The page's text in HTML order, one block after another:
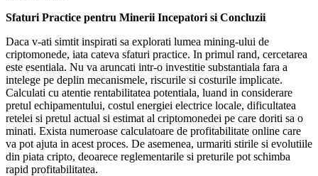
Sfaturi Practice pentru Minerii Incepatori si Concluzii
Daca v-ati simtit inspirati sa explorati lumea mining-ului de
criptomonede, iata cateva sfaturi practice. In primul rand, cercetarea
este esentiala. Nu va aruncati intr-o investitie substantiala fara a
intelege pe deplin mecanismele, riscurile si costurile implicate.
Calculati cu atentie rentabilitatea potentiala, luand in considerare
pretul echipamentului, costul energiei electrice locale, dificultatea
retelei si pretul actual si estimat al criptomonedei pe care doriti sa o
minati. Exista numeroase calculatoare de profitabilitate online care
va pot ajuta in acest proces. De asemenea, urmariti stirile si evolutiile
din piata cripto, deoarece reglementarile si preturile pot schimba
rapid profitabilitatea.